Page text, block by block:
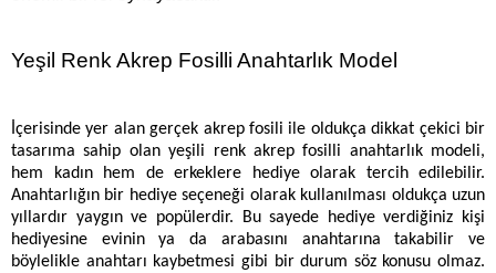
Yeşil Renk Akrep Fosilli Anahtarlık Model
İçerisinde yer alan gerçek akrep fosili ile oldukça dikkat çekici bir
tasarıma sahip olan yeşili renk akrep fosilli anahtarlık modeli,
hem kadın hem de erkeklere hediye olarak tercih edilebilir.
Anahtarlığın bir hediye seçeneği olarak kullanılması oldukça uzun
yıllardır yaygın ve popülerdir. Bu sayede hediye verdiğiniz kişi
hediyesine evinin ya da arabasını anahtarına takabilir ve
böylelikle anahtarı kaybetmesi gibi bir durum söz konusu olmaz.